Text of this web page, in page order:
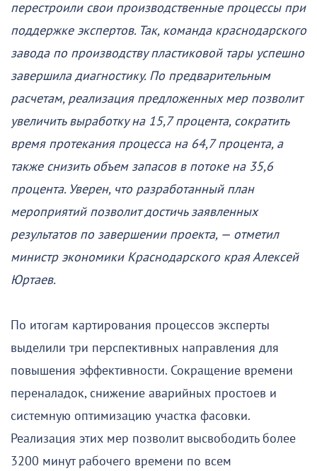
перестроили свои производственные процессы при
поддержке экспертов. Так, команда краснодарского
завода по производству пластиковой тары успешно
завершила диагностику. По предварительным
расчетам, реализация предложенных мер позволит
увеличить выработку на 15,7 процента, сократить
время протекания процесса на 64,7 процента, а
также снизить объем запасов в потоке на 35,6
процента. Уверен, что разработанный план
мероприятий позволит достичь заявленных
результатов по завершении проекта, — отметил
министр экономики Краснодарского края Алексей
Юртаев.
По итогам картирования процессов эксперты
выделили три перспективных направления для
повышения эффективности. Сокращение времени
переналадок, снижение аварийных простоев и
системную оптимизацию участка фасовки.
Реализация этих мер позволит высвободить более
3200 минут рабочего времени по всем